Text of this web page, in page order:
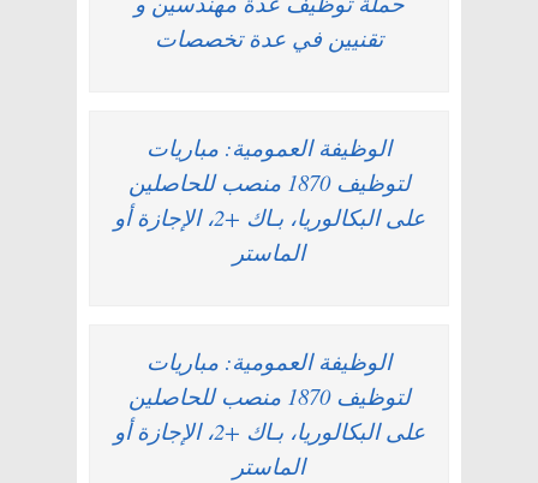
تقنيين في عدة تخصصات
الوظيفة العمومية: مباريات
لتوظيف 1870 منصب للحاصلين
على البكالوريا، بـاك +2، الإجازة أو
الماستر
الوظيفة العمومية: مباريات
لتوظيف 1870 منصب للحاصلين
على البكالوريا، بـاك +2، الإجازة أو
الماستر